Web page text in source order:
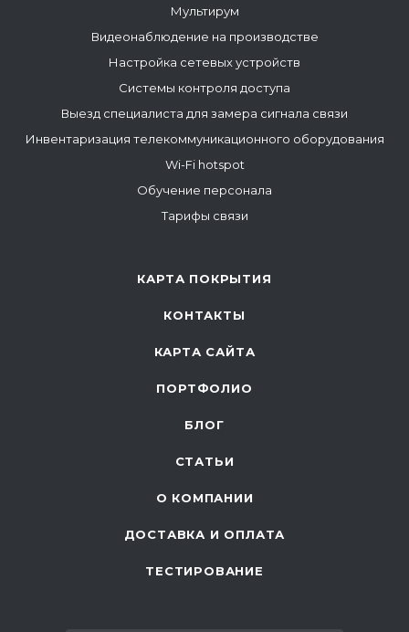
Мультирум
Видеонаблюдение на производстве
Настройка сетевых устройств
Системы контроля доступа
Выезд специалиста для замера сигнала связи
Инвентаризация телекоммуникационного оборудования
Wi-Fi hotspot
Обучение персонала
Тарифы связи
КАРТА ПОКРЫТИЯ
КОНТАКТЫ
КАРТА САЙТА
ПОРТФОЛИО
БЛОГ
СТАТЬИ
О КОМПАНИИ
ДОСТАВКА И ОПЛАТА
ТЕСТИРОВАНИЕ